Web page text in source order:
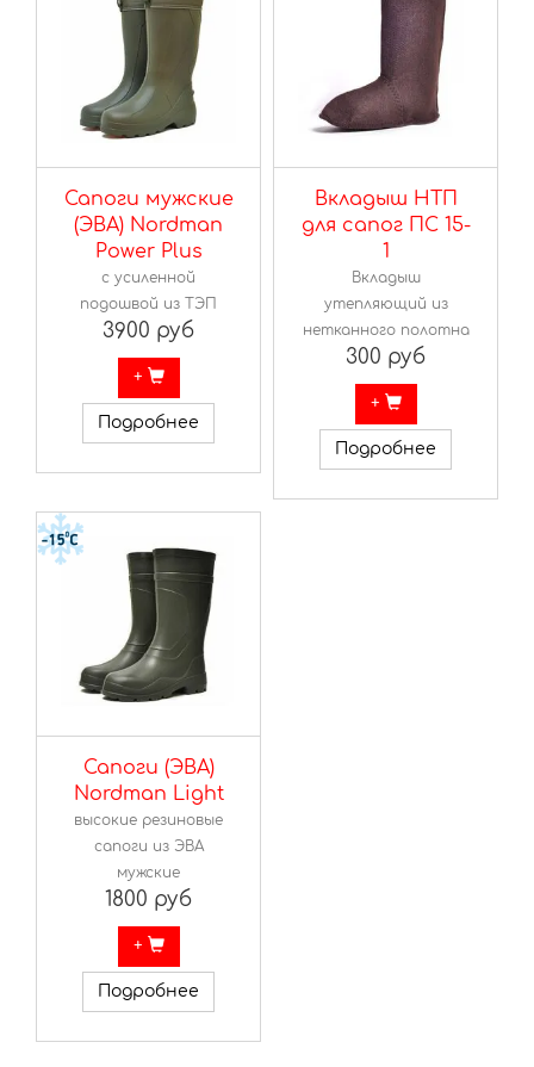
Сапоги мужские
(ЭВА) Nordman
Power Plus
с усиленной
подошвой из ТЭП
3900 руб
+
Подробнее
Вкладыш НТП
для сапог ПС 15-
1
Вкладыш
утепляющий из
нетканного полотна
300 руб
+
Подробнее
Сапоги (ЭВА)
Nordman Light
высокие резиновые
сапоги из ЭВА
мужские
1800 руб
+
Подробнее